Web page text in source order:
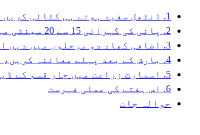
1. ڈنٹھل سفید ہوتے ہی کٹائی کریں اور خشک وقفے استعمال کریں
2. پانی کی گہرائی 15 سے 20 سینٹی میٹر رکھیں
3. اضافی کھاد دو مرحلوں میں دیں اور پہلے پوٹاش پر زور دیں
4. بارش کے بعد پہلے معائنہ کریں، پھر حفاظتی فیصلہ لیں
5. اسمارٹ زراعت میں چار قسم کے ڈیٹا سب سے زیادہ مفید ہیں
6. اس ہفتے کی عملی فہرست
حوالہ جات